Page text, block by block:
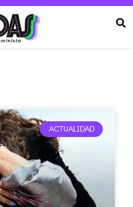
ACTUALIDAD